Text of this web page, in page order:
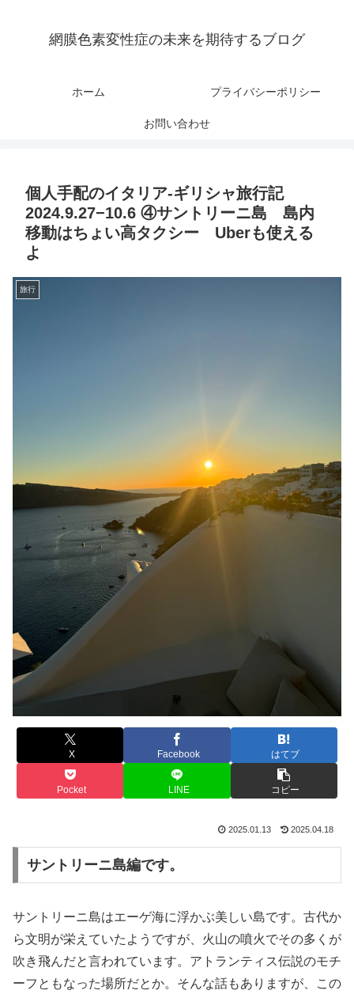
網膜色素変性症の未来を期待するブログ
ホーム プライバシーポリシー
お問い合わせ
個人手配のイタリア-ギリシャ旅行記
2024.9.27−10.6 ④サントリーニ島 島内
移動はちょい高タクシー Uberも使える
よ
旅行
X Facebook はてブ
Pocket LINE コピー
2025.01.13 2025.04.18
サントリーニ島編です。
サントリーニ島はエーゲ海に浮かぶ美しい島です。古代か
ら文明が栄えていたようですが、火山の噴火でその多くが
吹き飛んだと言われています。アトランティス伝説のモチ
ーフともなった場所だとか。そんな話もありますが、この